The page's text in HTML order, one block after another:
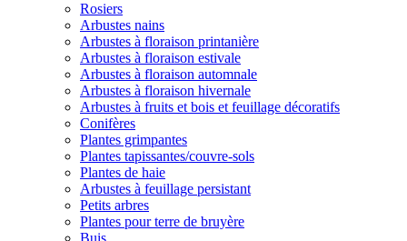
Rosiers
Arbustes nains
Arbustes à floraison printanière
Arbustes à floraison estivale
Arbustes à floraison automnale
Arbustes à floraison hivernale
Arbustes à fruits et bois et feuillage décoratifs
Conifères
Plantes grimpantes
Plantes tapissantes/couvre-sols
Plantes de haie
Arbustes à feuillage persistant
Petits arbres
Plantes pour terre de bruyère
Buis